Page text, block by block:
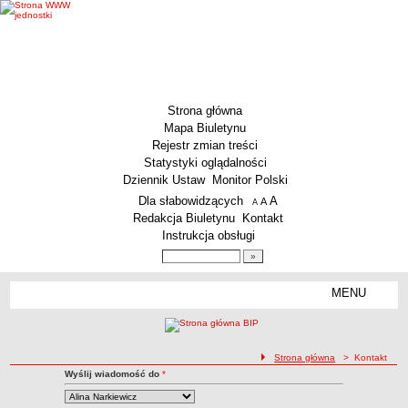
Strona główna
Mapa Biuletynu
Rejestr zmian treści
Statystyki oglądalności
Dziennik Ustaw
Monitor Polski
Menu dodatkowe
Dla słabowidzących A pomniejsz czcionkę
A standardowy rozmiar czcionki
A
Redakcja Biuletynu
Kontakt
Instrukcja obsługi
MENU
KSeF – wystawianie faktur dla MCS Wrocław
ścieżka nawigacji
Strona główna > Kontakt
Kontakt z Redakcją BIPWyślij wiadomość do *